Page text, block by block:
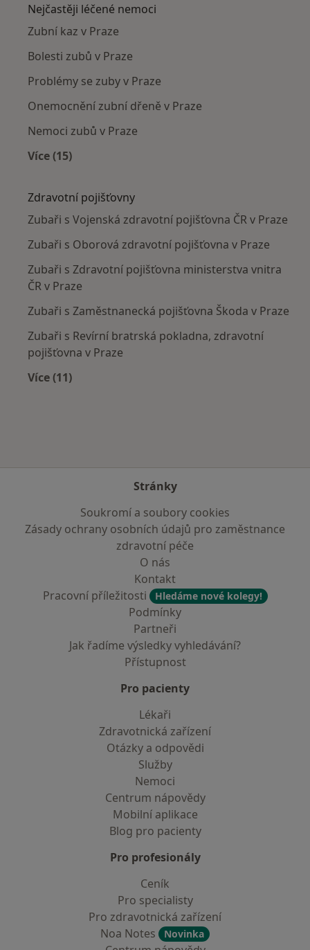
Nejčastěji léčené nemoci
Zubní kaz v Praze
Bolesti zubů v Praze
Problémy se zuby v Praze
Onemocnění zubní dřeně v Praze
Nemoci zubů v Praze
Více (15)
Zdravotní pojišťovny
Zubaři s Vojenská zdravotní pojišťovna ČR v Praze
Zubaři s Oborová zdravotní pojišťovna v Praze
Zubaři s Zdravotní pojišťovna ministerstva vnitra
ČR v Praze
Zubaři s Zaměstnanecká pojišťovna Škoda v Praze
Zubaři s Revírní bratrská pokladna, zdravotní
pojišťovna v Praze
Více (11)
Stránky
Soukromí a soubory cookies
Zásady ochrany osobních údajů pro zaměstnance
zdravotní péče
O nás
Kontakt
Pracovní příležitosti
Hledáme nové kolegy!
Podmínky
Partneři
Jak řadíme výsledky vyhledávání?
Přístupnost
Pro pacienty
Lékaři
Zdravotnická zařízení
Otázky a odpovědi
Služby
Nemoci
Centrum nápovědy
Mobilní aplikace
Blog pro pacienty
Pro profesionály
Ceník
Pro specialisty
Pro zdravotnická zařízení
Noa Notes
Novinka